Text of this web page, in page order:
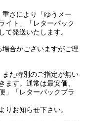
さにより「ゆうメー
イト」「レターパック
て発送いたします。
合がございますがご理
た特別のご指定が無い
ます。通常は最安価、
」「レターパックプラ
りお知らせ下さい。